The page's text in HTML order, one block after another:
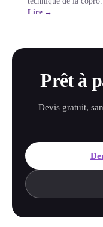
Lire →
Prêt à
Devis gratuit,